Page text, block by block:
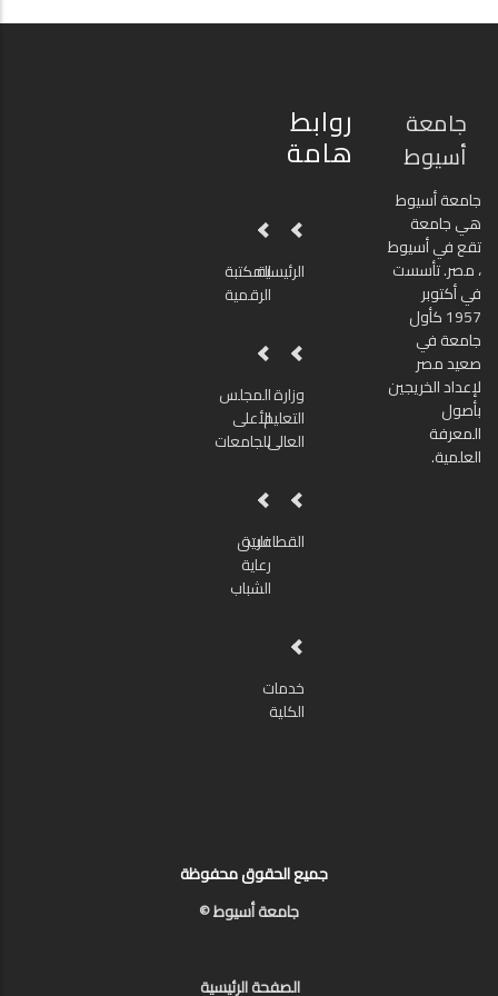
جامعة
أسيوط
جامعة أسيوط
هي جامعة
تقع في أسيوط
، مصر. تأسست
في أكتوبر
1957 كأول
جامعة في
صعيد مصر
لإعداد الخريجين
بأصول
المعرفة
العلمية.
روابط
هامة
الرئيسيةالمكتبة
الرقمية
وزارة
التعليم
العالى
المجلس
الأعلى
للجامعات
القطاعات
فريق
رعاية
الشباب
خدمات
الكلية
جميع الحقوق محفوظة
جامعة أسيوط ©
الصفحة الرئيسية